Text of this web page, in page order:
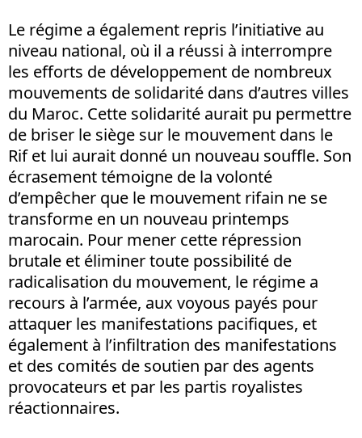
Le régime a également repris l’initiative au
niveau national, où il a réussi à interrompre
les efforts de développement de nombreux
mouvements de solidarité dans d’autres villes
du Maroc. Cette solidarité aurait pu permettre
de briser le siège sur le mouvement dans le
Rif et lui aurait donné un nouveau souffle. Son
écrasement témoigne de la volonté
d’empêcher que le mouvement rifain ne se
transforme en un nouveau printemps
marocain. Pour mener cette répression
brutale et éliminer toute possibilité de
radicalisation du mouvement, le régime a
recours à l’armée, aux voyous payés pour
attaquer les manifestations pacifiques, et
également à l’infiltration des manifestations
et des comités de soutien par des agents
provocateurs et par les partis royalistes
réactionnaires.